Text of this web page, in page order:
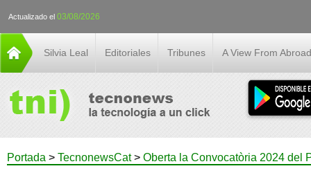
Actualizado el 03/08/2026
Silvia Leal Editoriales Tribunes A View From Abroad
Portada > TecnonewsCat > Oberta la Convocatòria 2024 del